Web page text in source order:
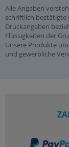
Alle Angaben
schriftlich
Druckangaben
Flüssigkeiten der
Unsere Produkte
und gewerbliche